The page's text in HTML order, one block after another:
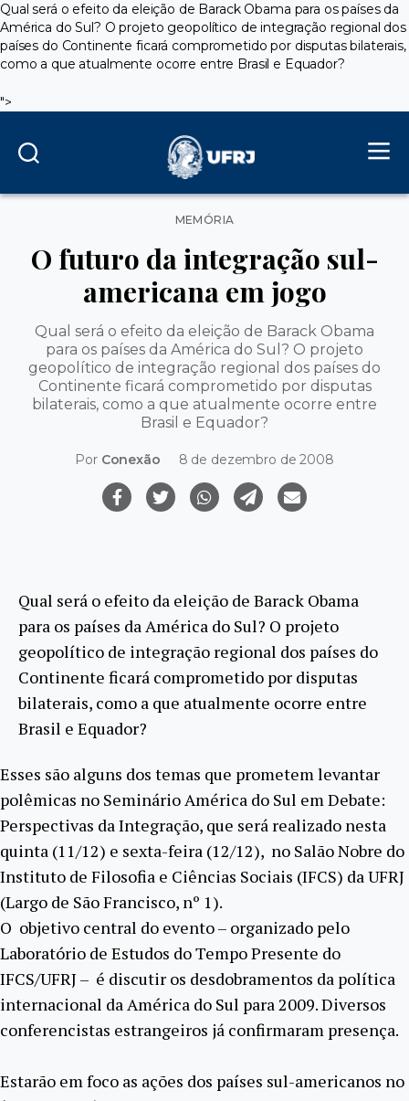
Qual será o efeito da eleição de Barack Obama para os países da
América do Sul? O projeto geopolítico de integração regional dos
países do Continente ficará comprometido por disputas bilaterais,
como a que atualmente ocorre entre Brasil e Equador?
">
Categorias
MEMÓRIA
O futuro da integração sul-
americana em jogo
Qual será o efeito da eleição de Barack Obama
para os países da América do Sul? O projeto
geopolítico de integração regional dos países do
Continente ficará comprometido por disputas
bilaterais, como a que atualmente ocorre entre
Brasil e Equador?
Por Conexão 8 de dezembro de 2008
Qual será o efeito da eleição de Barack Obama
para os países da América do Sul? O projeto
geopolítico de integração regional dos países do
Continente ficará comprometido por disputas
bilaterais, como a que atualmente ocorre entre
Brasil e Equador?
Esses são alguns dos temas que prometem levantar
polêmicas no Seminário América do Sul em Debate:
Perspectivas da Integração, que será realizado nesta
quinta (11/12) e sexta-feira (12/12), no Salão Nobre do
Instituto de Filosofia e Ciências Sociais (IFCS) da UFRJ
(Largo de São Francisco, nº 1).
O objetivo central do evento – organizado pelo
Laboratório de Estudos do Tempo Presente do
IFCS/UFRJ – é discutir os desdobramentos da política
internacional da América do Sul para 2009. Diversos
conferencistas estrangeiros já confirmaram presença.
Estarão em foco as ações dos países sul-americanos no